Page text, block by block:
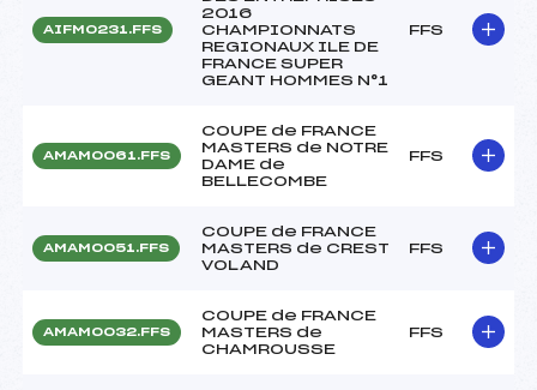
AIFM0231.FFS
2016
CHAMPIONNATS
REGIONAUX ILE DE
FRANCE SUPER
GEANT HOMMES N°1
FFS
AMAM0061.FFS
COUPE de FRANCE
MASTERS de NOTRE
DAME de
BELLECOMBE
FFS
AMAM0051.FFS
COUPE de FRANCE
MASTERS de CREST
VOLAND
FFS
AMAM0032.FFS
COUPE de FRANCE
MASTERS de
CHAMROUSSE
FFS